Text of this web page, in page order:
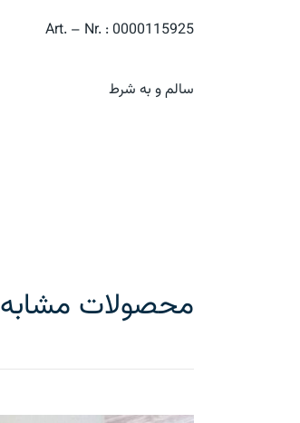
Art. – Nr. : 0000115925
سالم و به شرط
محصولات مشابه